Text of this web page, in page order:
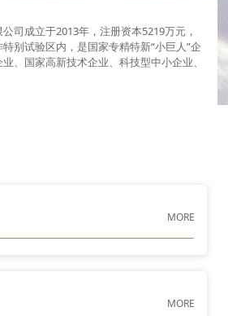
司成立于2013年，注册资本5219万元，
别试验区内，是国家专精特新“小巨人”企
、国家高新技术企业、科技型中小企业、
业单项冠军示范企业。公司致力于市政、
MORE
MORE